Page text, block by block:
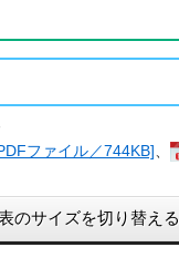
ファイル／744KB]
のサイズを切り替える